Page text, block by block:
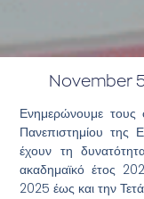
November
Ενημερώνουμε τους
Πανεπιστημίου της
έχουν τη
ακαδημαϊκό έτος
2025 έως και την